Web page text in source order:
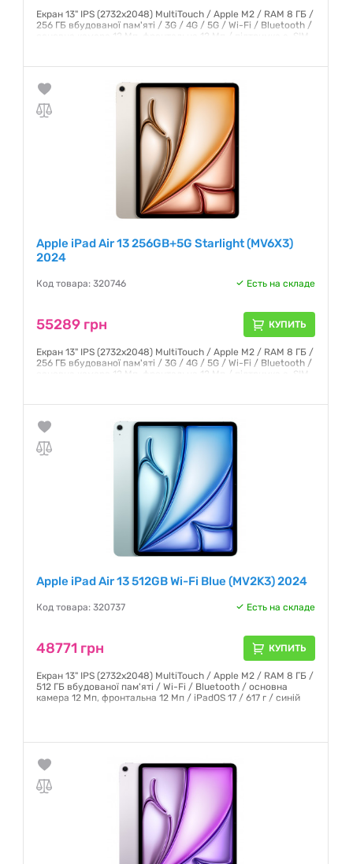
Екран 13" IPS (2732x2048) MultiTouch / Apple M2 / RAM 8 ГБ /
256 ГБ вбудованої пам'яті / 3G / 4G / 5G / Wi-Fi / Bluetooth /
основна камера 12 Мп, фронтальна 12 Мп / підтримка e-SIM
Гарантия:6 месяцев
Apple iPad Air 13 256GB+5G Starlight (MV6X3)
2024
Код товара: 320746 Есть на складе
55289 грн КУПИТЬ
Екран 13" IPS (2732x2048) MultiTouch / Apple M2 / RAM 8 ГБ /
256 ГБ вбудованої пам'яті / 3G / 4G / 5G / Wi-Fi / Bluetooth /
основна камера 12 Мп, фронтальна 12 Мп / підтримка e-SIM
Гарантия:6 месяцев
Apple iPad Air 13 512GB Wi-Fi Blue (MV2K3) 2024
Код товара: 320737 Есть на складе
48771 грн КУПИТЬ
Екран 13" IPS (2732x2048) MultiTouch / Apple M2 / RAM 8 ГБ /
512 ГБ вбудованої пам'яті / Wi-Fi / Bluetooth / основна
камера 12 Мп, фронтальна 12 Мп / iPadOS 17 / 617 г / синій